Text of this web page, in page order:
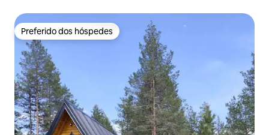
Preferido dos hóspedes
Preferido dos hóspedes